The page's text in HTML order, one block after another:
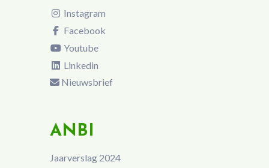
Instagram
Facebook
Youtube
Linkedin
Nieuwsbrief
ANBI
Jaarverslag 2024